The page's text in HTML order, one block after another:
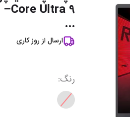
–Core Ultra 9
...
ارسال از روز کاری
رنگ: